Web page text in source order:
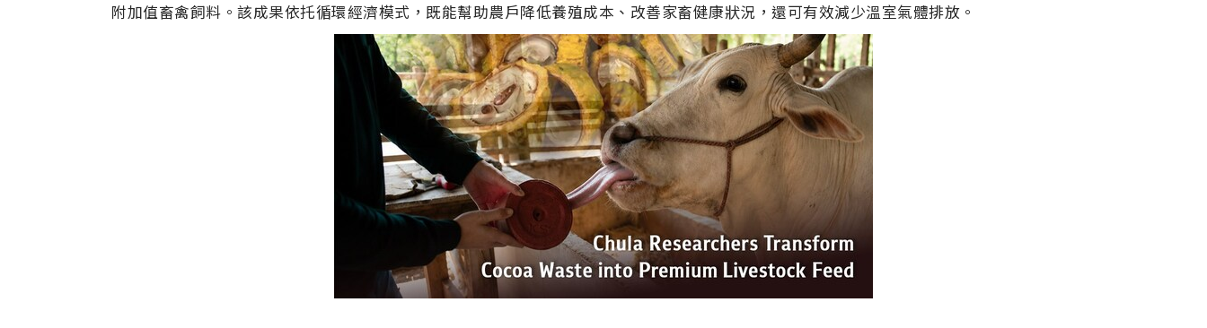
附加值畜禽飼料。該成果依托循環經濟模式，既能幫助農戶降低養殖成本、改善家畜健康狀況，還可有效減少溫室氣體排放。